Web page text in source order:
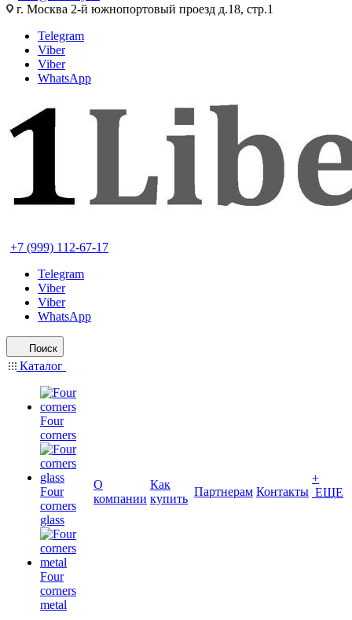
г. Москва 2-й южнопортовый проезд д.18, стр.1
Telegram
Viber
Viber
WhatsApp
+7 (999) 112-67-17
Telegram
Viber
Viber
WhatsApp
Поиск
Каталог
Four
corners
Four
corners
glass
Four
corners
metal
О
компании
Как
купить
Партнерам Контакты
+
ЕЩЕ